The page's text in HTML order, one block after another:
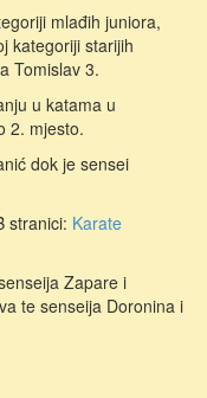
mlađih juniora,
kategoriji starijih
Tomislav 3.
u katama u
2. mjesto.
dok je sensei
stranici: Karate
Zapare i
te senseija Doronina i